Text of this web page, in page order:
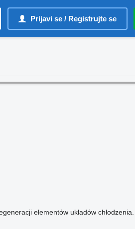
Prijavi se / Registrujte se
elementów układów